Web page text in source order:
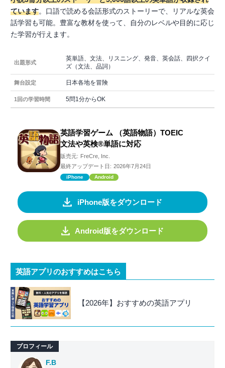
ています。口語で読める会話形式のストーリーで、リアルな英会
話学習も可能。豊富な教材を使って、自分のレベルや目的に応じ
た学習が行えます。
出題形式
英単語、文法、リスニング、発音、英会話、四択クイ
ズ（文法、品詞）
舞台設定 日本各地を冒険
1回の学習時間 5問1分からOK
英語学習ゲーム （英語物語）TOEIC
文法や英検®単語に対応
販売元: FreCre, Inc.
最終アップデート日: 2026年7月24日
iPhone Android
iPhone版をダウンロード
Android版をダウンロード
英語アプリのおすすめはこちら
【2026年】おすすめの英語アプリ
プロフィール
F.B